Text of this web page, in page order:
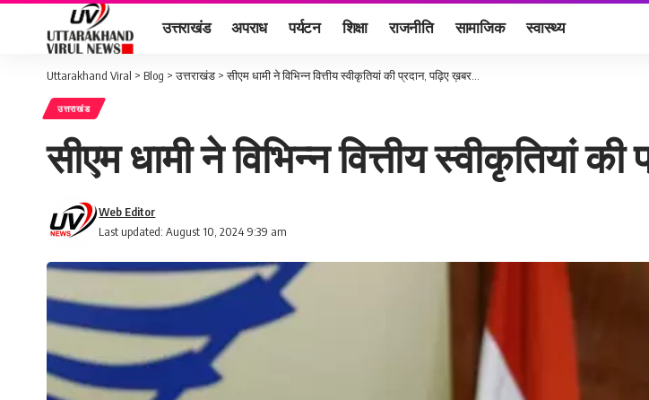
उत्तराखंड अपराध पर्यटन शिक्षा राजनीति सामाजिक स्वास्थ्य
Uttarakhand Viral > Blog >उत्तराखंड >सीएम धामी ने विभिन्न वित्तीय स्वीकृतियां की प्रदान, पढ़िए ख़बर…
उत्तराखंड
सीएम धामी ने विभिन्न वित्तीय स्वीकृतियां
Last updated: August 10, 2024 9:39 am
Web Editor